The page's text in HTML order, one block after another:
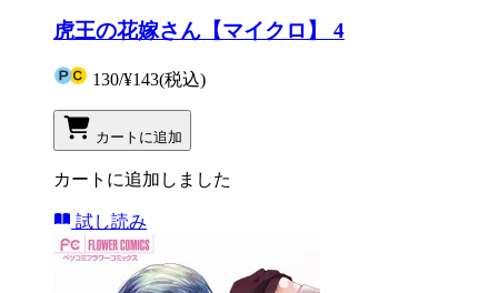
虎王の花嫁さん【マイクロ】 4
130/¥143(税込)
カートに追加
カートに追加しました
試し読み